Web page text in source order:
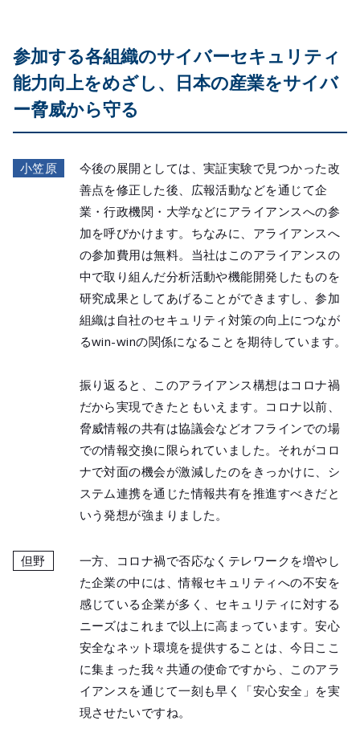
参加する各組織のサイバーセキュリティ
能力向上をめざし、日本の産業をサイバ
ー脅威から守る
小笠原
今後の展開としては、実証実験で見つかった改
善点を修正した後、広報活動などを通じて企
業・行政機関・大学などにアライアンスへの参
加を呼びかけます。ちなみに、アライアンスへ
の参加費用は無料。当社はこのアライアンスの
中で取り組んだ分析活動や機能開発したものを
研究成果としてあげることができますし、参加
組織は自社のセキュリティ対策の向上につなが
るwin-winの関係になることを期待しています。
振り返ると、このアライアンス構想はコロナ禍
だから実現できたともいえます。コロナ以前、
脅威情報の共有は協議会などオフラインでの場
での情報交換に限られていました。それがコロ
ナで対面の機会が激減したのをきっかけに、シ
ステム連携を通じた情報共有を推進すべきだと
いう発想が強まりました。
但野
一方、コロナ禍で否応なくテレワークを増やし
た企業の中には、情報セキュリティへの不安を
感じている企業が多く、セキュリティに対する
ニーズはこれまで以上に高まっています。安心
安全なネット環境を提供することは、今日ここ
に集まった我々共通の使命ですから、このアラ
イアンスを通じて一刻も早く「安心安全」を実
現させたいですね。